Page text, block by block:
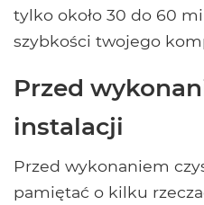
tylko około 30 do 60
szybkości twojego
Przed
instalacji
Przed wykonaniem
pamiętać o kilku